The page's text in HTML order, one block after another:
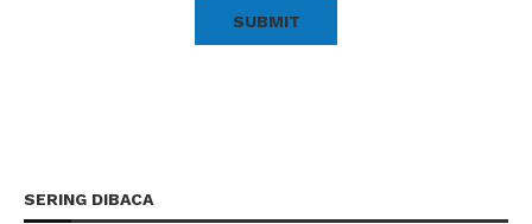
SERING DIBACA